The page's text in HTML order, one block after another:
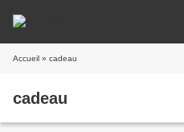
Accueil » cadeau
cadeau